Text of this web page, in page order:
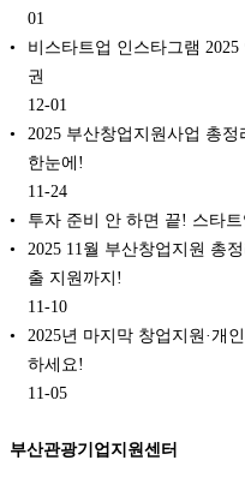
01
비스타트업 인스타그램
권
12-01
2025 부산창업지원사업 총
한눈에!
11-24
투자 준비 안 하면 끝! 스타
2025 11월 부산창업지원 총
출 지원까지!
11-10
2025년 마지막 창업지원·개
하세요!
11-05
부산관광기업지원센터